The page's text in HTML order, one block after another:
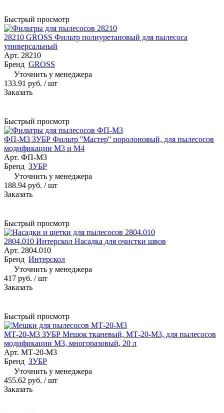
Быстрый просмотр
28210 GROSS Фильтр полиуретановый для пылесоса
универсальный
Арт. 28210
Бренд GROSS
Уточнить у менеджера
133.91 руб. / шт
Заказать
Быстрый просмотр
ФП-М3 ЗУБР Фильтр ''Мастер'' поролоновый, для пылесосов
модификации М3 и М4
Арт. ФП-М3
Бренд ЗУБР
Уточнить у менеджера
188.94 руб. / шт
Заказать
Быстрый просмотр
2804.010 Интерскол Насадка для очистки швов
Арт. 2804.010
Бренд Интерскол
Уточнить у менеджера
417 руб. / шт
Заказать
Быстрый просмотр
МТ-20-М3 ЗУБР Мешок тканевый, МТ-20-М3, для пылесосов
модификации М3, многоразовый, 20 л
Арт. МТ-20-М3
Бренд ЗУБР
Уточнить у менеджера
455.62 руб. / шт
Заказать